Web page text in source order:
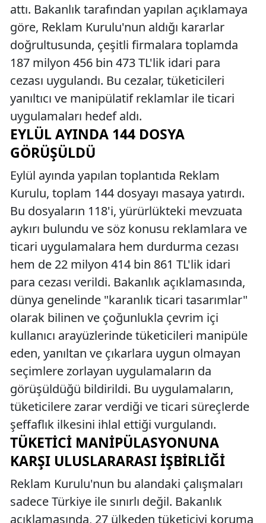
attı. Bakanlık tarafından yapılan açıklamaya
göre, Reklam Kurulu'nun aldığı kararlar
doğrultusunda, çeşitli firmalara toplamda
187 milyon 456 bin 473 TL'lik idari para
cezası uygulandı. Bu cezalar, tüketicileri
yanıltıcı ve manipülatif reklamlar ile ticari
uygulamaları hedef aldı.
EYLÜL AYINDA 144 DOSYA
GÖRÜŞÜLDÜ
Eylül ayında yapılan toplantıda Reklam
Kurulu, toplam 144 dosyayı masaya yatırdı.
Bu dosyaların 118'i, yürürlükteki mevzuata
aykırı bulundu ve söz konusu reklamlara ve
ticari uygulamalara hem durdurma cezası
hem de 22 milyon 414 bin 861 TL'lik idari
para cezası verildi. Bakanlık açıklamasında,
dünya genelinde "karanlık ticari tasarımlar"
olarak bilinen ve çoğunlukla çevrim içi
kullanıcı arayüzlerinde tüketicileri manipüle
eden, yanıltan ve çıkarlara uygun olmayan
seçimlere zorlayan uygulamaların da
görüşüldüğü bildirildi. Bu uygulamaların,
tüketicilere zarar verdiği ve ticari süreçlerde
şeffaflık ilkesini ihlal ettiği vurgulandı.
TÜKETICI MANIPÜLASYONUNA
KARŞI ULUSLARARASI İŞBIRLIĞI
Reklam Kurulu'nun bu alandaki çalışmaları
sadece Türkiye ile sınırlı değil. Bakanlık
açıklamasında, 27 ülkeden tüketiciyi koruma